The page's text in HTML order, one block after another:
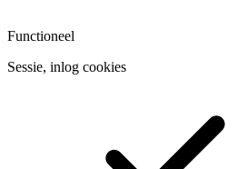
Functioneel
Sessie, inlog cookies